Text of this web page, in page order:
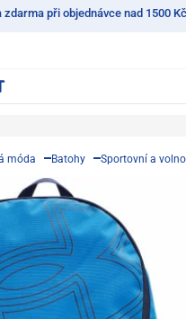
zdarma při objednávce nad 1500 Kč
móda Batohy Sportovní a